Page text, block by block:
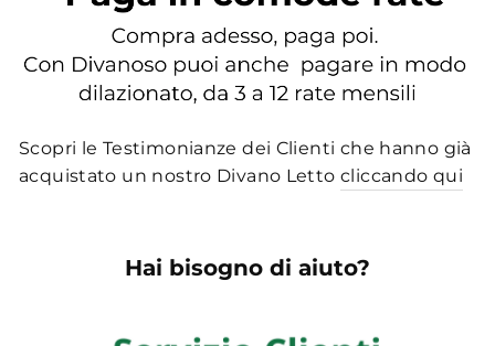
Scopri le Testimonianze dei Clienti che hanno già
acquistato un nostro Divano Lettocliccando qui
Hai bisogno di aiuto?